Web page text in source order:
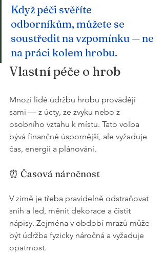
Když péči svěříte
odborníkům, můžete se
soustředit na vzpomínku — ne
na práci kolem hrobu.
Vlastní péče o hrob
Mnozí lidé údržbu hrobu provádějí
sami — z úcty, ze zvyku nebo z
osobního vztahu k místu. Tato volba
bývá finančně úspornější, ale vyžaduje
čas, energii a plánování.
⏰ Časová náročnost
V zimě je třeba pravidelně odstraňovat
sníh a led, měnit dekorace a čistit
nápisy. Zejména v období mrazů může
být údržba fyzicky náročná a vyžaduje
opatrnost.